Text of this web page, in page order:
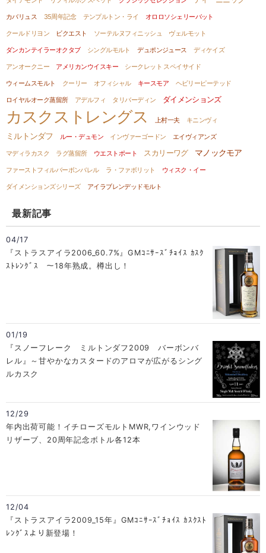
カバリュス 35周年記念 テンプルトン・ライ
オロロソシェリーバット
クールドリヨン
ビクエスト ソーテルヌフィニッシュ
ヴェルモット
ダンカンテイラーオクタブ
シングルモルト デュポンジュース
ディケイズ
アンオークニー
アメリカンウイスキー
シークレット スペイサイド
ウィームスモルト
クーリー オフィシャル キースモア
ヘビリーピーテッド
ロイヤルオーク蒸留所
アデルフィ タリバーディン ダイメンションズ
カスクストレングス 上村一夫 キニンヴィ
ミルトンダフ ルー・デュモン インヴァーゴードン
エイヴィアンズ
マディラカスク
ラグ蒸留所 ウエストポート スカリーワグ マノックモア
ファーストフィルバーボンバレル ラ・ファボリット
ウィスク・イー
ダイメンションズシリーズ
アイラブレンデッドモルト
最新記事
04/17
『ストラスアイラ2006_60.7%』GMｺﾆｻｰｽﾞﾁｮｲｽ ｶｽｸ
ｽﾄﾚﾝｸﾞｽ ～18年熟成。樽出し！
01/19
『スノーフレーク ミルトンダフ2009 バーボンバ
レル』～甘やかなカスタードのアロマが広がるシング
ルカスク
12/29
年内出荷可能！イチローズモルトMWR,ワインウッド
リザーブ、20周年記念ボトル各12本
12/04
『ストラスアイラ2009_15年』GMｺﾆｻｰｽﾞﾁｮｲｽ ｶｽｸｽﾄ
ﾚﾝｸﾞｽより新登場！